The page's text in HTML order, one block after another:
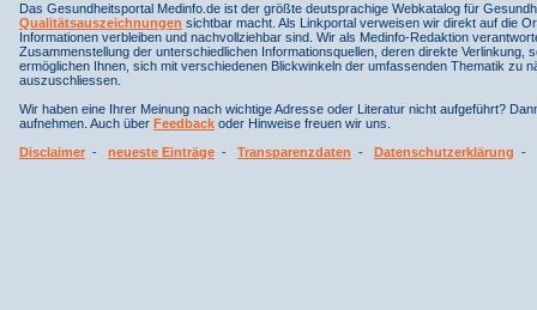
Das Gesundheitsportal Medinfo.de ist der größte deutsprachige Webkatalog für
Qualitätsauszeichnungen sichtbar macht. Als Linkportal verweisen wir direkt auf die
Informationen verbleiben und nachvollziehbar sind. Wir als Medinfo-Redaktion
Zusammenstellung der unterschiedlichen Informationsquellen, deren direkte
ermöglichen Ihnen, sich mit verschiedenen Blickwinkeln der umfassenden Thematik
auszuschliessen.
Wir haben eine Ihrer Meinung nach wichtige Adresse oder Literatur nicht aufgeführt?
aufnehmen. Auch über Feedback oder Hinweise freuen wir uns.
Disclaimer - neueste Einträge - Transparenzdaten - Datenschutzerklärung -